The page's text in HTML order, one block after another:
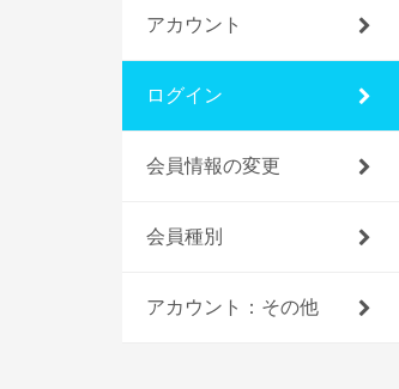
アカウント
ログイン
会員情報の変更
会員種別
アカウント：その他